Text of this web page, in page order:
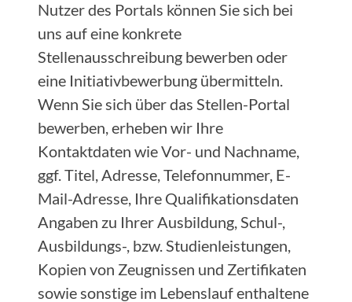
Nutzer des Portals können Sie sich bei
uns auf eine konkrete
Stellenausschreibung bewerben oder
eine Initiativbewerbung übermitteln.
Wenn Sie sich über das Stellen-Portal
bewerben, erheben wir Ihre
Kontaktdaten wie Vor- und Nachname,
ggf. Titel, Adresse, Telefonnummer, E-
Mail-Adresse, Ihre Qualifikationsdaten
Angaben zu Ihrer Ausbildung, Schul-,
Ausbildungs-, bzw. Studienleistungen,
Kopien von Zeugnissen und Zertifikaten
sowie sonstige im Lebenslauf enthaltene